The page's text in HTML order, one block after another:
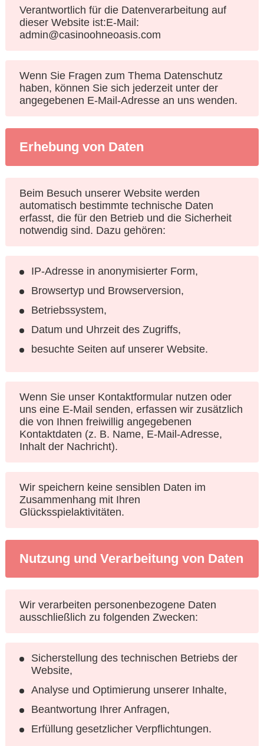
Verantwortlich für die Datenverarbeitung auf
dieser Website ist:E-Mail:
admin@casinoohneoasis.com
Wenn Sie Fragen zum Thema Datenschutz
haben, können Sie sich jederzeit unter der
angegebenen E-Mail-Adresse an uns wenden.
Erhebung von Daten
Beim Besuch unserer Website werden
automatisch bestimmte technische Daten
erfasst, die für den Betrieb und die Sicherheit
notwendig sind. Dazu gehören:
IP-Adresse in anonymisierter Form,
Browsertyp und Browserversion,
Betriebssystem,
Datum und Uhrzeit des Zugriffs,
besuchte Seiten auf unserer Website.
Wenn Sie unser Kontaktformular nutzen oder
uns eine E-Mail senden, erfassen wir zusätzlich
die von Ihnen freiwillig angegebenen
Kontaktdaten (z. B. Name, E-Mail-Adresse,
Inhalt der Nachricht).
Wir speichern keine sensiblen Daten im
Zusammenhang mit Ihren
Glücksspielaktivitäten.
Nutzung und Verarbeitung von Daten
Wir verarbeiten personenbezogene Daten
ausschließlich zu folgenden Zwecken:
Sicherstellung des technischen Betriebs der
Website,
Analyse und Optimierung unserer Inhalte,
Beantwortung Ihrer Anfragen,
Erfüllung gesetzlicher Verpflichtungen.